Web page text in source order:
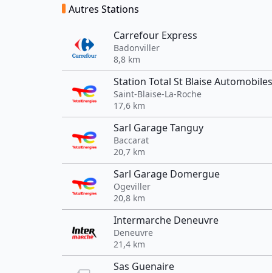
Autres Stations
Carrefour Express
Badonviller
8,8 km
Station Total St Blaise Automobiles
Saint-Blaise-La-Roche
17,6 km
Sarl Garage Tanguy
Baccarat
20,7 km
Sarl Garage Domergue
Ogeviller
20,8 km
Intermarche Deneuvre
Deneuvre
21,4 km
Sas Guenaire